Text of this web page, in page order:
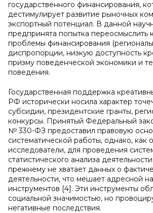
государственного финансирования,
дестимулирует развитие рыночных
экспортный потенциал. В данной
предпринята попытка переосмыслить
проблемы финансирования
диспропорции, низкую доступность
призму поведенческой экономики и
поведения.
Государственная поддержка
РФ исторически носила характер
субсидии, президентские гранты,
конкурсы. Принятый Федеральный
№ 330-ФЗ предоставил правовую
систематической работы, однако, как
исследователи, для проведения
статистического анализа
прежнему не хватает данных о
деятельности, что мешает адресной
инструментов [4]. Эти инструменты
социальной значимостью, но
негативные последствия.